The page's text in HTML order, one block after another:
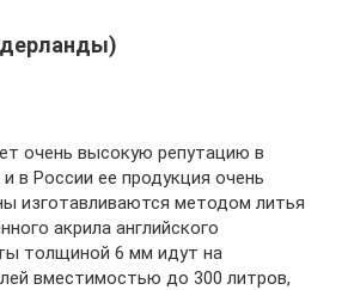
очень высокую репутацию в
в России ее продукция очень
изготавливаются методом литья
акрила английского
толщиной 6 мм идут на
вместимостью до 300 литров,